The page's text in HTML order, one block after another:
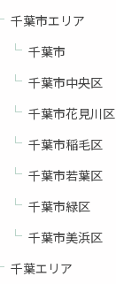
千葉市エリア
千葉市
千葉市中央区
千葉市花見川区
千葉市稲毛区
千葉市若葉区
千葉市緑区
千葉市美浜区
千葉エリア